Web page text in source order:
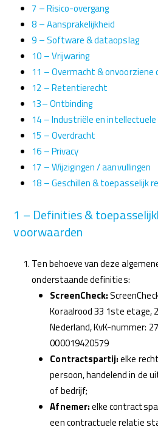
7 – Risico-overgang
8 – Aansprakelijkheid
9 – Software & dataopslag
10 – Vrijwaring
11 – Overmacht &
12 – Retentierecht
13– Ontbinding
14 – Industriële en intellectuele
15 – Overdracht
16 – Privacy
17 – Wijzigingen / aanvullingen
18 – Geschillen & toepasselijk
1 – Definities &
voorwaarden
Ten behoeve van deze
onderstaande definities:
ScreenCheck:
Koraalrood 33 1ste etage,
Nederland, KvK-nummer:
000019420579
Contractspartij:elke
persoon, handelend in de
of bedrijf;
Afnemer:elke
een contractuele relatie